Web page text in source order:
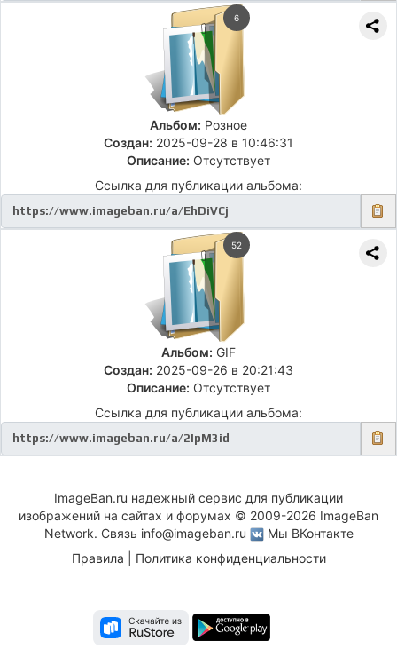
6
Альбом: Розное
Создан: 2025-09-28 в 10:46:31
Описание: Отсутствует
Ссылка для публикации альбома:
52
Альбом: GIF
Создан: 2025-09-26 в 20:21:43
Описание: Отсутствует
Ссылка для публикации альбома:
ImageBan.ru надежный сервис для публикации
изображений на сайтах и форумах © 2009-2026 ImageBan
Network. Связь info@imageban.ru
Мы ВКонтакте
Правила
Политика конфиденциальности